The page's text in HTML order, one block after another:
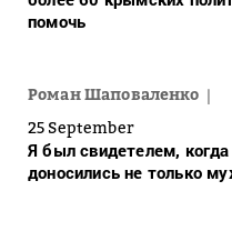
помочь
Роман Шаповаленко
25 September
Я был свидетелем,
доносились не только